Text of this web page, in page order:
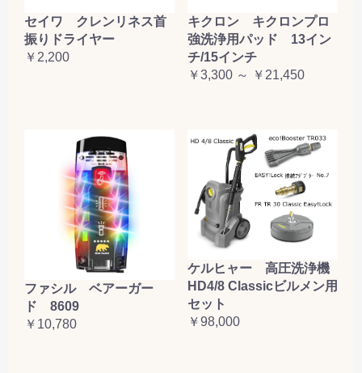
セイワ クレンリネス首
振りドライヤー
￥2,200
キクロン キクロンプロ
強洗浄用パッド 13イン
チ/15インチ
￥3,300 ～ ￥21,450
ファシル ベアーガー
ド 8609
￥10,780
ケルヒャー 高圧洗浄機
HD4/8 Classicビルメン用
セット
￥98,000